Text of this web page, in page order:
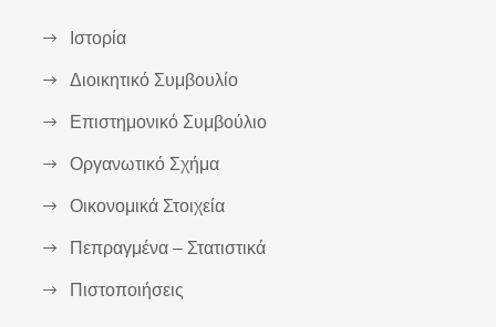
Ιστορία
Διοικητικό Συμβουλίο
Επιστημονικό Συμβούλιο
Οργανωτικό Σχήμα
Οικονομικά Στοιχεία
Πεπραγμένα – Στατιστικά
Πιστοποιήσεις